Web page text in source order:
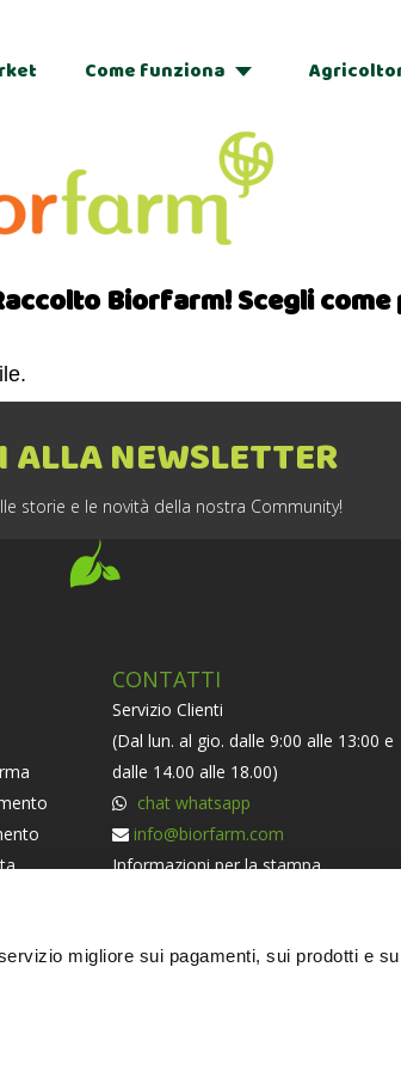
migliore sui pagamenti, sui prodotti e su
Come funziona
Regalo
Biorfarm! Scegli
NEWSLETTER
storie e le novità della nostra Community!
CONTATTI
Servizio Clienti
(Dal lun. al gio. dalle 9:00 alle 13:00 e
dalle 14.00 alle 18.00)
chat whatsapp
info@biorfarm.com
Informazioni per la stampa
essere dei nostriclicca qui.